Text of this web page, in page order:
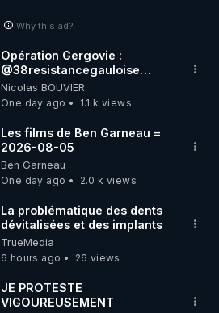
Why this ad?
Opération Gergovie :
‪@38resistancegauloise‬
‪@MarionSigautOfficiel‬
‪@gladysriifard5710‬ Laëtitia
Nicolas BOUVIER
One day ago
1.1 k views
Les films de Ben Garneau =
2026-08-05
Ben Garneau
One day ago
2.0 k views
La problématique des dents
dévitalisées et des implants
TrueMedia
6 hours ago
26 views
JE PROTESTE
VIGOUREUSEMENT